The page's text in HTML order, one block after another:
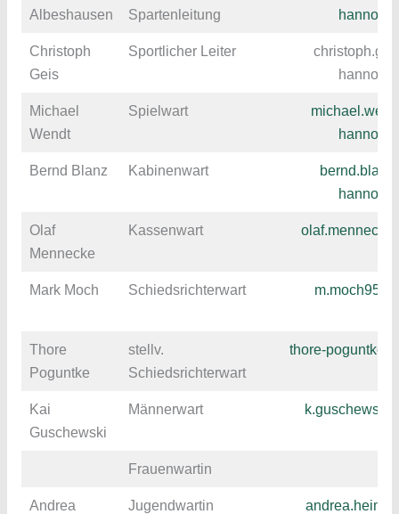
Albeshausen
Spartenleitung
Christoph
Geis
Sportlicher Leiter
Michael
Wendt
Spielwart
Bernd Blanz Kabinenwart
Olaf
Mennecke
Kassenwart
Mark Moch Schiedsrichterwart
Thore
Poguntke
stellv.
Schiedsrichterwart
thore-
Kai
Guschewski
Männerwart
Frauenwartin
Andrea
Jugendwartin